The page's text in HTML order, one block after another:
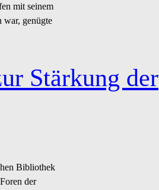
mit seinem
war, genügte
Stärkung der
Bibliothek
der